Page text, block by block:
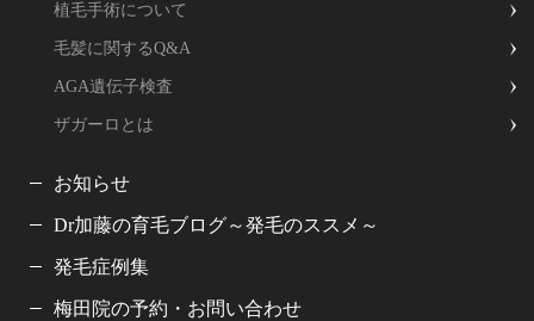
植毛手術について
毛髪に関するQ&A
AGA遺伝子検査
ザガーロとは
お知らせ
Dr加藤の育毛ブログ～発毛のススメ～
発毛症例集
梅田院の予約・お問い合わせ